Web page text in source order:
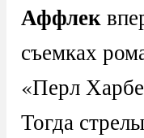
Аффлек
съемках
«Перл
Тогда